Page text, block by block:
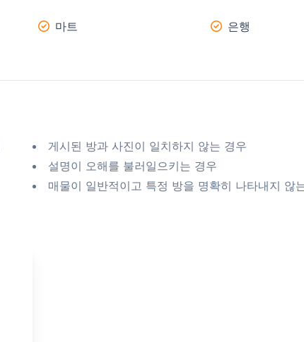
마트
은행
게시된 방과 사진이 일치하지 않는 경우
설명이 오해를 불러일으키는 경우
매물이 일반적이고 특정 방을 명확히 나타내지 않